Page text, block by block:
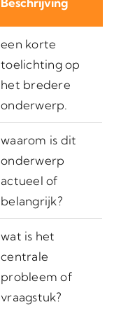
een korte
toelichting op
het bredere
onderwerp.
waarom is dit
onderwerp
actueel of
belangrijk?
wat is het
centrale
probleem of
vraagstuk?